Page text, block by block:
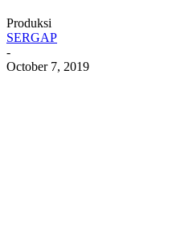
Produksi
SERGAP
-
October 7, 2019